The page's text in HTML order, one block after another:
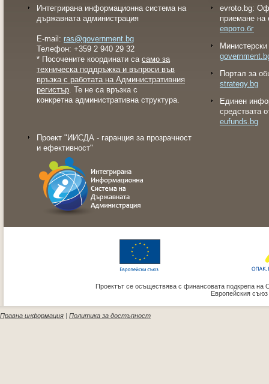
Интегрирана информационна система на
държавната администрация
E-mail: ras@government.bg
Телефон: +359 2 940 29 32
* Посочените координати са само за
техническа поддръжка и въпроси във
връзка с работата на Административния
регистър. Те не са връзка с
конкретна административна структура.
Проект "ИИСДА - гаранция за прозрачност
и ефективност"
evroto.bg:
приемане на
еврото.бг
Портал за
strategy.bg
Eдинен
средствата
eufunds.bg
Проектът се осъществява с финансовата подкрепа на
Европейския
Правна информация | Политика за достъпност